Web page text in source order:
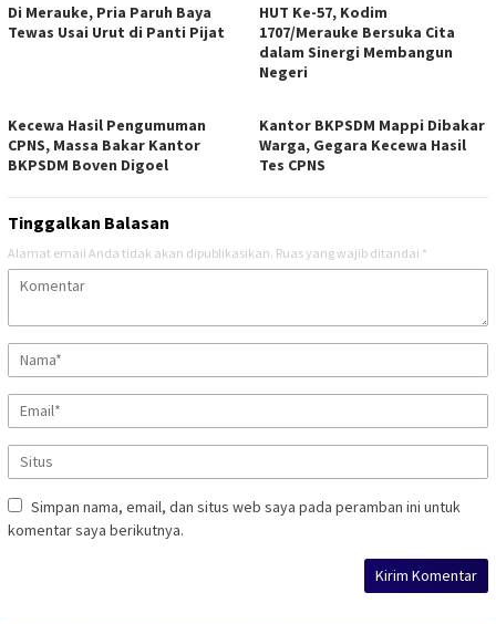
Di Merauke, Pria Paruh Baya
Tewas Usai Urut di Panti Pijat
HUT Ke-57, Kodim
1707/Merauke Bersuka Cita
dalam Sinergi Membangun
Negeri
Kecewa Hasil Pengumuman
CPNS, Massa Bakar Kantor
BKPSDM Boven Digoel
Kantor BKPSDM Mappi Dibakar
Warga, Gegara Kecewa Hasil
Tes CPNS
Tinggalkan Balasan
Alamat email Anda tidak akan dipublikasikan. Ruas yang wajib ditandai *
Simpan nama, email, dan situs web saya pada peramban ini untuk
komentar saya berikutnya.